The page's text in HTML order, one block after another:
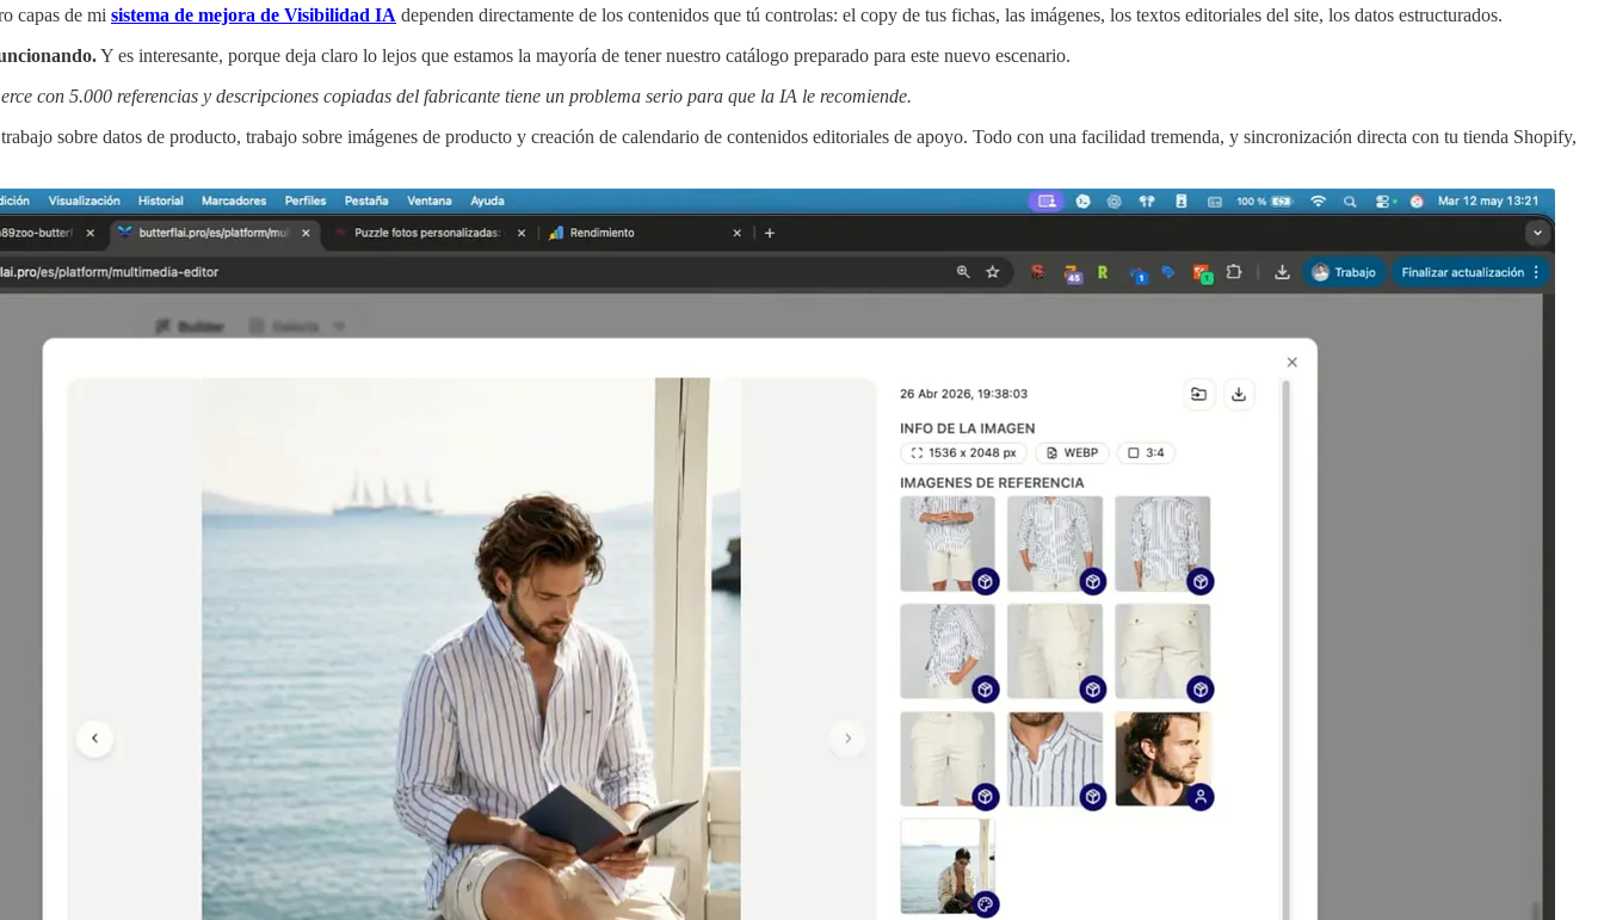
capas de mi sistema de mejora de Visibilidad IA dependen directamente de los contenidos que tú controlas: el copy de tus fichas, las imágenes, los textos editoriales del site, los datos estructurados.
Y es interesante, porque deja claro lo lejos que estamos la mayoría de tener nuestro catálogo preparado para este nuevo escenario.
con 5.000 referencias y descripciones copiadas del fabricante tiene un problema serio para que la IA le recomiende.
sobre datos de producto, trabajo sobre imágenes de producto y creación de calendario de contenidos editoriales de apoyo. Todo con una facilidad tremenda, y sincronización directa con tu tienda Shopify,